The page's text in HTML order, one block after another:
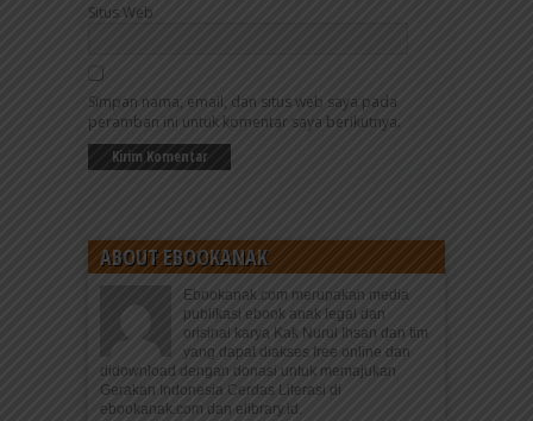
Situs Web
Simpan nama, email, dan situs web saya pada
peramban ini untuk komentar saya berikutnya.
ABOUT EBOOKANAK
Ebookanak.com merupakan media
publikasi ebook anak legal dan
orisinal karya Kak Nurul Ihsan dan tim
yang dapat diakses free online dan
didownload dengan donasi untuk memajukan
Gerakan Indonesia Cerdas Literasi di
ebookanak.com dan elibrary.id.